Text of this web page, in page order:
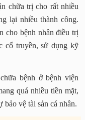
chữa trị cho rất nhiều
lại nhiều thành công.
cho bệnh nhân điều trị
cổ truyền, sử dụng kỹ
bệnh ở bệnh viện
quá nhiều tiền mặt,
bảo vệ tài sản cá nhân.